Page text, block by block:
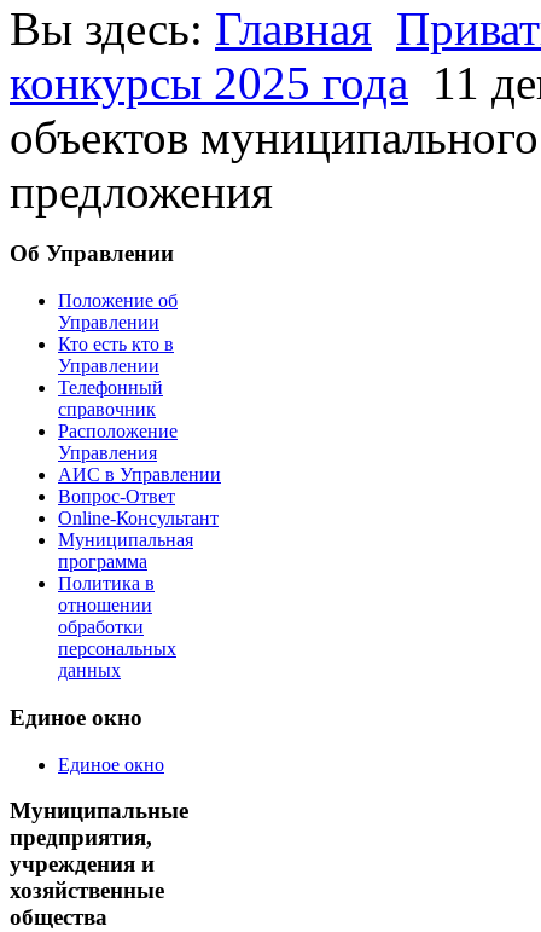
Вы здесь: Главная
конкурсы 2025 года 11
объектов
предложения
Об Управлении
Положение об
Управлении
Кто есть кто в
Управлении
Телефонный
справочник
Расположение
Управления
АИС в Управлении
Вопрос-Ответ
Online-Консультант
Муниципальная
программа
Политика в
отношении
обработки
персональных
данных
Единое окно
Единое окно
Муниципальные
предприятия,
учреждения и
хозяйственные
общества